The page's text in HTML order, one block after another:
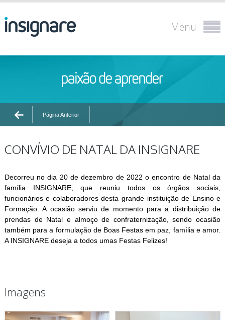
Menu
Página Anterior
CONVÍVIO DE NATAL DA INSIGNARE
Decorreu no dia 20 de dezembro de 2022 o encontro de Natal da
família INSIGNARE, que reuniu todos os órgãos sociais,
funcionários e colaboradores desta grande instituição de Ensino e
Formação. A ocasião serviu de momento para a distribuição de
prendas de Natal e almoço de confraternização, sendo ocasião
também para a formulação de Boas Festas em paz, família e amor.
A INSIGNARE deseja a todos umas Festas Felizes!
Imagens